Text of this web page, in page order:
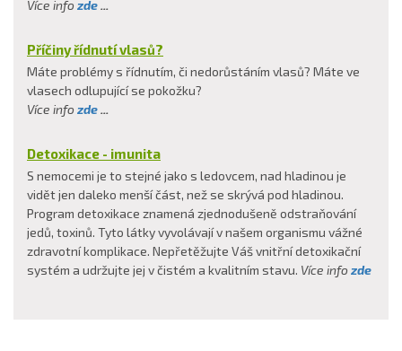
Více info zde...
Příčiny řídnutí vlasů?
Máte problémy s řídnutím, či nedorůstáním vlasů? Máte ve
vlasech odlupující se pokožku?
Více info zde...
Detoxikace - imunita
S nemocemi je to stejné jako s ledovcem, nad hladinou je
vidět jen daleko menší část, než se skrývá pod hladinou.
Program detoxikace znamená zjednodušeně odstraňování
jedů, toxinů. Tyto látky vyvolávají v našem organismu vážné
zdravotní komplikace. Nepřetěžujte Váš vnitřní detoxikační
systém a udržujte jej v čistém a kvalitním stavu. Více info zde